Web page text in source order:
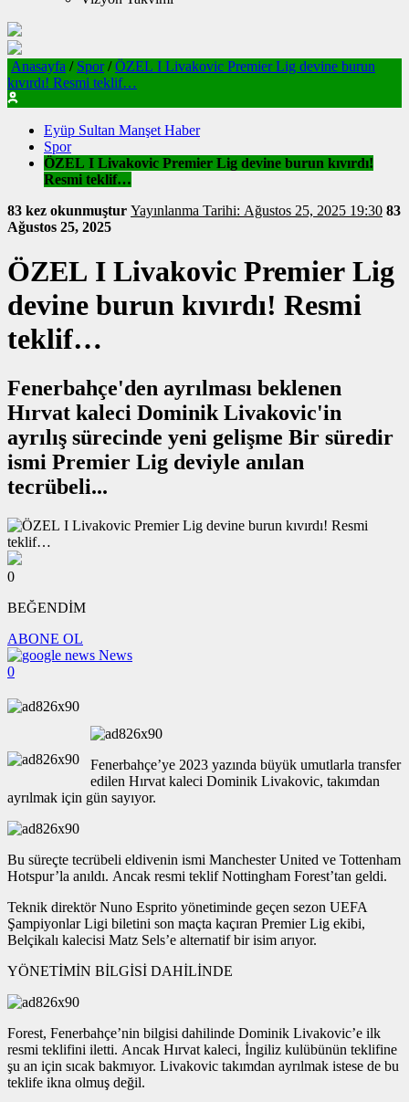
Anasayfa / Spor / ÖZEL I Livakovic Premier Lig devine burun
kıvırdı! Resmi teklif…
Eyüp Sultan Manşet Haber
Spor
ÖZEL I Livakovic Premier Lig devine burun kıvırdı!
Resmi teklif…
83 kez okunmuştur
Yayınlanma Tarihi: Ağustos 25, 2025 19:30 83
Ağustos 25, 2025
ÖZEL I Livakovic Premier Lig
devine burun kıvırdı! Resmi
teklif…
Fenerbahçe'den ayrılması beklenen
Hırvat kaleci Dominik Livakovic'in
ayrılış sürecinde yeni gelişme Bir süredir
ismi Premier Lig deviyle anılan
tecrübeli...
0
BEĞENDİM
ABONE OL
News
0
Fenerbahçe’ye 2023 yazında büyük umutlarla transfer
edilen Hırvat kaleci Dominik Livakovic, takımdan
ayrılmak için gün sayıyor.
Bu süreçte tecrübeli eldivenin ismi Manchester United ve Tottenham
Hotspur’la anıldı. Ancak resmi teklif Nottingham Forest’tan geldi.
Teknik direktör Nuno Esprito yönetiminde geçen sezon UEFA
Şampiyonlar Ligi biletini son maçta kaçıran Premier Lig ekibi,
Belçikalı kalecisi Matz Sels’e alternatif bir isim arıyor.
YÖNETİMİN BİLGİSİ DAHİLİNDE
Forest, Fenerbahçe’nin bilgisi dahilinde Dominik Livakovic’e ilk
resmi teklifini iletti. Ancak Hırvat kaleci, İngiliz kulübünün teklifine
şu an için sıcak bakmıyor. Livakovic takımdan ayrılmak istese de bu
teklife ikna olmuş değil.